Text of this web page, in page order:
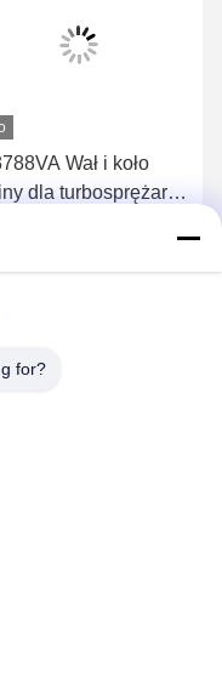
Wał i koło
dla turbosprężarek
Porozmawiaj Teraz
for?